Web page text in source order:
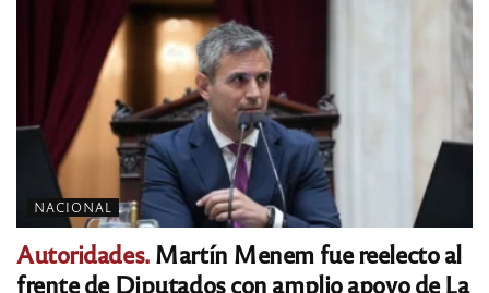
NACIONAL
Autoridades.Martín Menem fue reelecto al
frente de Diputados con amplio apoyo de La